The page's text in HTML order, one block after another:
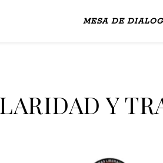
MESA DE
Y